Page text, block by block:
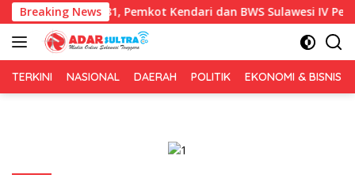
Langsung
ke
konten
Breaking News
HUT RI ke-81, Pemkot Kendari dan BWS Sulawesi IV Perkuat
TERKINI NASIONAL DAERAH POLITIK EKONOMI & BISNIS